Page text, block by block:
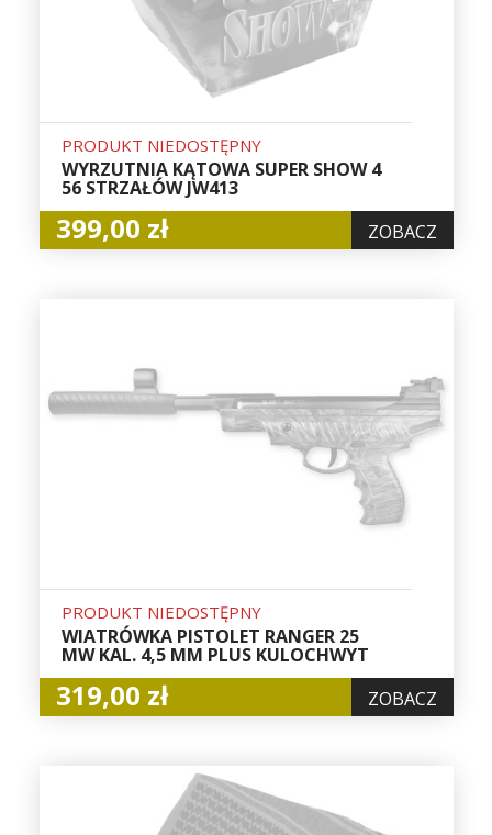
PRODUKT NIEDOSTĘPNY
WYRZUTNIA KĄTOWA SUPER SHOW 4
56 STRZAŁÓW JW413
399,00 zł ZOBACZ
PRODUKT NIEDOSTĘPNY
WIATRÓWKA PISTOLET RANGER 25
MW KAL. 4,5 MM PLUS KULOCHWYT
319,00 zł ZOBACZ